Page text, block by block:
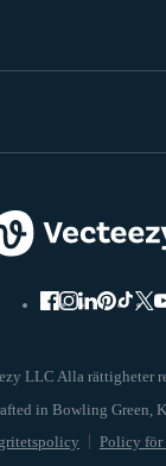
LLC Alla rättigheter
Policy för